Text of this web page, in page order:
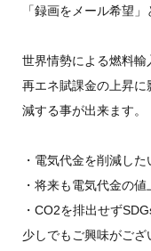
「録画をメール希望
世界情勢による燃料輸
再エネ賦課金の上昇に
減する事が出来ます。
・電気代金を削減した
・将来も電気代金の
・CO2を排出せず
少しでもご興味がござ